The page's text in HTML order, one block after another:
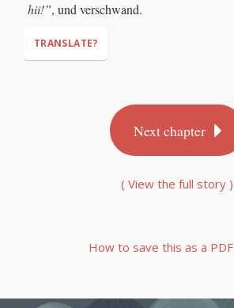
hii!”, und verschwand.
TRANSLATE?
Next chapter
( View the full story )
How to save this as a PDF